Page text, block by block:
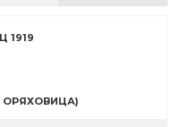
1919
ОРЯХОВИЦА)